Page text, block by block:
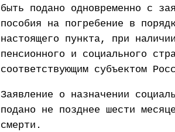
быть подано одновременно с
пособия на погребение в
настоящего пункта, при
пенсионного и социального
соответствующим субъектом
Заявление о назначении
подано не позднее шести
смерти.